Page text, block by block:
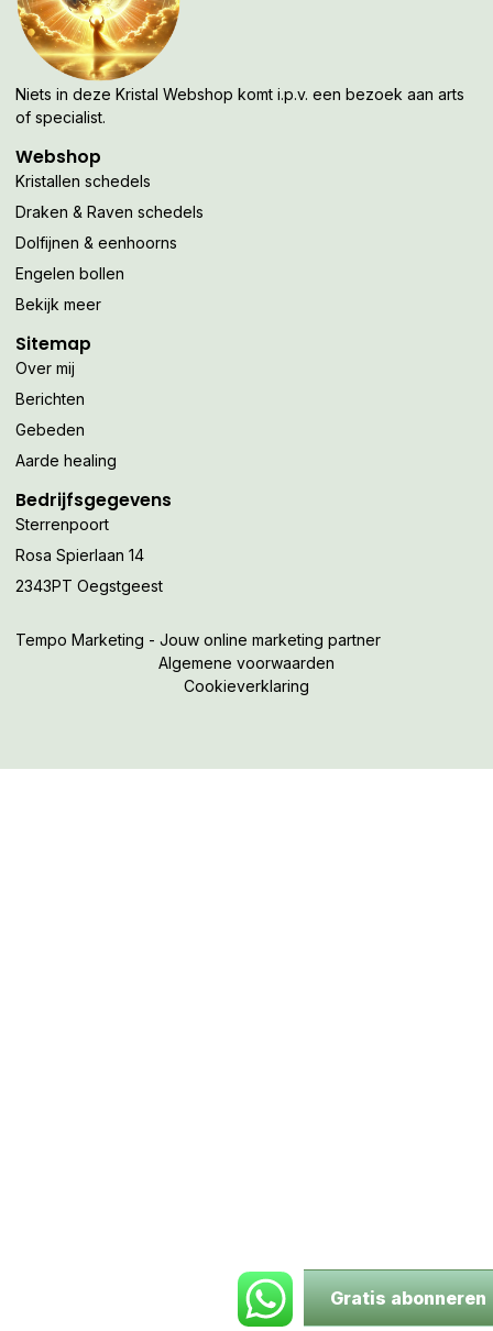
Niets in deze Kristal Webshop komt i.p.v. een bezoek aan arts
of specialist.
Webshop
Kristallen schedels
Draken & Raven schedels
Dolfijnen & eenhoorns
Engelen bollen
Bekijk meer
Sitemap
Over mij
Berichten
Gebeden
Aarde healing
Bedrijfsgegevens
Sterrenpoort
Rosa Spierlaan 14
2343PT Oegstgeest
Tempo Marketing - Jouw online marketing partner
Algemene voorwaarden
Cookieverklaring
Gratis abonneren